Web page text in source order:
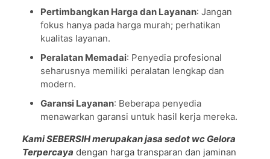
Pertimbangkan Harga dan Layanan: Jangan
fokus hanya pada harga murah; perhatikan
kualitas layanan.
Peralatan Memadai: Penyedia profesional
seharusnya memiliki peralatan lengkap dan
modern.
Garansi Layanan: Beberapa penyedia
menawarkan garansi untuk hasil kerja mereka.
Kami SEBERSIH merupakan jasa sedot wc Gelora
Terpercaya dengan harga transparan dan jaminan